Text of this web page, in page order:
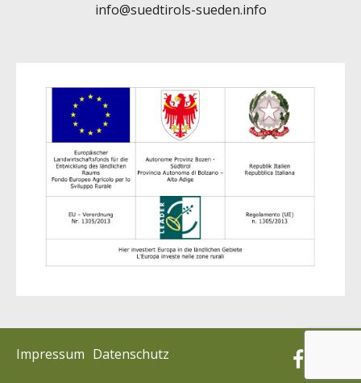
info@suedtirols-sueden.info
Impressum Datenschutz